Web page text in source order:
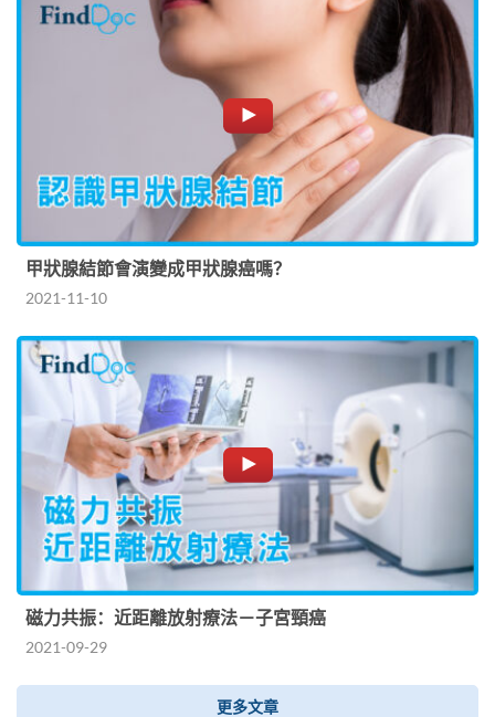
甲狀腺結節會演變成甲狀腺癌嗎？
2021-11-10
磁力共振：近距離放射療法－子宮頸癌
2021-09-29
更多文章